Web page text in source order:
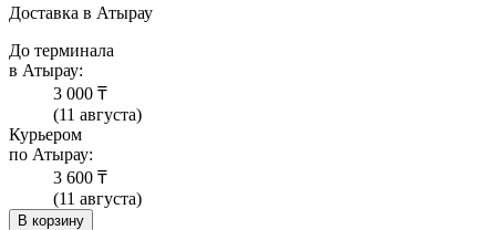
Доставка в Атырау
До терминала
в Атырау:
3 000 ₸
(11 августа)
Курьером
по Атырау:
3 600 ₸
(11 августа)
В корзину